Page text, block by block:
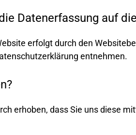
Datenerfassung auf
erfolgt durch den
entnehmen.
erhoben, dass Sie uns diese